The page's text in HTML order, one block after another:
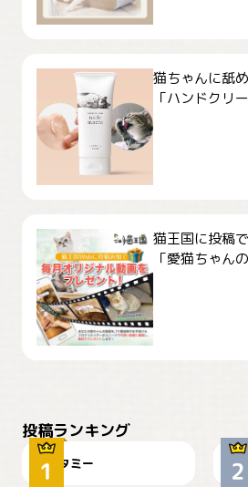
猫ちゃんに舐
「ハンドクリ
猫王国に投稿
「愛猫ちゃん
投稿ランキング
タミー
お弁当になりたいにゃ😽 🤦‍♀️